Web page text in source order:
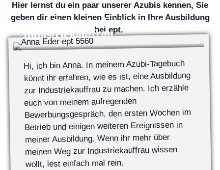
Hier lernst du ein paar unserer Azubis kennen, Sie
geben dir einen kleinen Einblick in Ihre Ausbildung
bei ept.
Anna Eder: Ausbildung zur
Industriekauffrau
Hi, ich bin Anna. In meinem Azubi-Tagebuch
könnt ihr erfahren, wie es ist, eine Ausbildung
zur Industriekauffrau zu machen. Ich erzähle
euch von meinem aufregenden
Bewerbungsgespräch, den ersten Wochen im
Betrieb und einigen weiteren Ereignissen in
meiner Ausbildung. Wenn ihr mehr über
meinen Weg zur Industriekauffrau wissen
wollt, lest einfach mal rein.